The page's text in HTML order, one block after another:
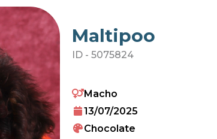
Maltipoo
ID - 5075824
Macho
13/07/2025
Chocolate